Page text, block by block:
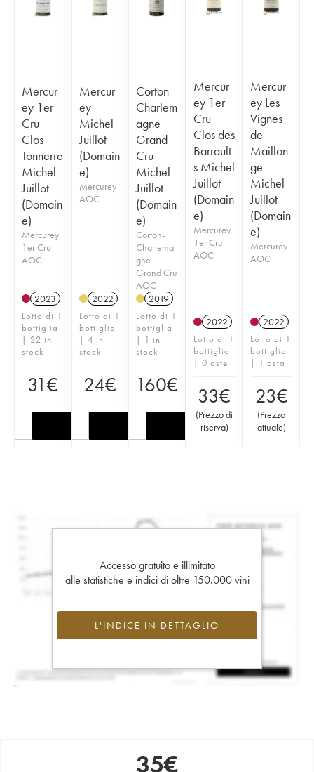
Mercur
ey 1er
Cru
Clos
Tonnerre
Michel
Juillot
(Domain
e)
Mercurey
1er Cru
AOC
2023
Lotto di 1
bottiglia
| 22 in
stock
31€
Mercur
ey
Michel
Juillot
(Domain
e)
Mercurey
AOC
2022
Lotto di 1
bottiglia
| 4 in
stock
24€
Corton-
Charlem
agne
Grand
Cru
Michel
Juillot
(Domain
e)
Corton-
Charlema
gne
Grand Cru
AOC
2019
Lotto di 1
bottiglia
| 1 in
stock
160€
Mercur
ey 1er
Cru
Clos des
Barrault
s Michel
Juillot
(Domain
e)
Mercurey
1er Cru
AOC
2022
Lotto di 1
bottiglia
| 0 aste
33€
(Prezzo di
riserva)
Mercur
ey Les
Vignes
de
Maillon
ge
Michel
Juillot
(Domain
e)
Mercurey
AOC
2022
Lotto di 1
bottiglia
| 1 asta
23€
(Prezzo
attuale)
Accesso gratuito e illimitato
alle statistiche e indici di oltre 150.000 vini
L'INDICE IN DETTAGLIO
35€